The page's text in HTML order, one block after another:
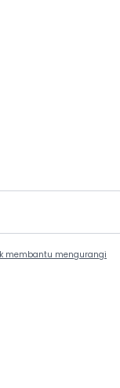
membantu mengurangi